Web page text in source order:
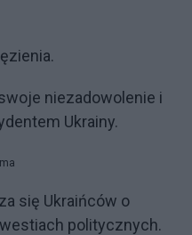
niezadowolenie i
Ukrainy.
się Ukraińców o
politycznych.